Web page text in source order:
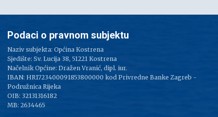
Podaci o pravnom subjektu
Naziv subjekta: Općina Kostrena
Sjedište: Sv. Lucija 38, 51221 Kostrena
Načelnik Općine: Dražen Vranić, dipl. iur.
IBAN: HR1723400091853800000 kod Privredne Banke Zagreb -
Podružnica Rijeka
OIB: 32131316182
MB: 2634465